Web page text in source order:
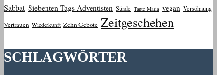
Sabbat Siebenten-Tags-Adventisten Sünde Tante Maria vegan Versöhnung
Vertrauen Wiederkunft Zehn Gebote Zeitgeschehen
SCHLAGWÖRTER